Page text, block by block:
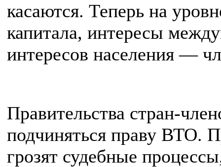
касаются. Теперь на
капитала, интересы
интересов населения —
Правительства стран-
подчиняться праву ВТО.
грозят судебные